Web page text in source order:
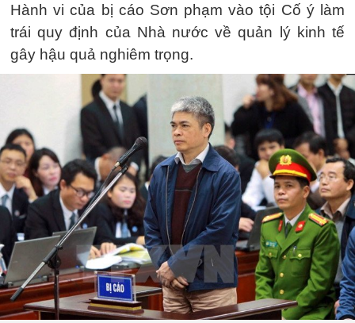
Hành vi của bị cáo Sơn phạm vào tội Cố ý làm
trái quy định của Nhà nước về quản lý kinh tế
gây hậu quả nghiêm trọng.